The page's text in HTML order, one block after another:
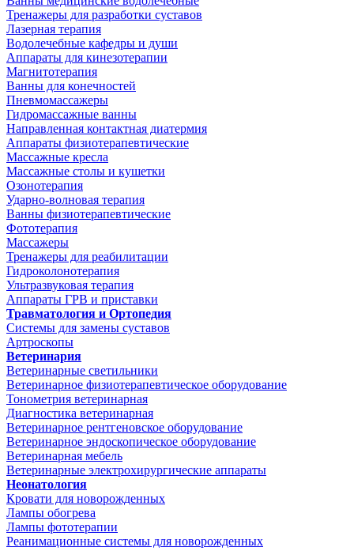
Тренажеры для разработки суставов
Лазерная терапия
Водолечебные кафедры и души
Аппараты для кинезотерапии
Магнитотерапия
Ванны для конечностей
Пневмомассажеры
Гидромассажные ванны
Направленная контактная диатермия
Аппараты физиотерапевтические
Массажные кресла
Массажные столы и кушетки
Озонотерапия
Ударно-волновая терапия
Ванны физиотерапевтические
Фототерапия
Массажеры
Тренажеры для реабилитации
Гидроколонотерапия
Ультразвуковая терапия
Аппараты ГРВ и приставки
Травматология и Ортопедия
Системы для замены суставов
Артроскопы
Ветеринария
Ветеринарные светильники
Ветеринарное физиотерапевтическое оборудование
Тонометрия ветеринарная
Диагностика ветеринарная
Ветеринарное рентгеновское оборудование
Ветеринарное эндоскопическое оборудование
Ветеринарная мебель
Ветеринарные электрохирургические аппараты
Неонатология
Кровати для новорожденных
Лампы обогрева
Лампы фототерапии
Реанимационные системы для новорожденных